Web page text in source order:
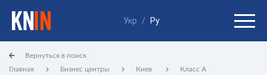
Укр / Ру
Главная Бизнес центры Киев Класс A
Вернуться в поиск